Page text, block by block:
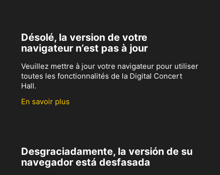
Désolé, la version de votre
navigateur n’est pas à jour
Veuillez mettre à jour votre navigateur pour utiliser
toutes les fonctionnalités de la Digital Concert
Hall.
En savoir plus
Desgraciadamente, la versión de su
navegador está desfasada